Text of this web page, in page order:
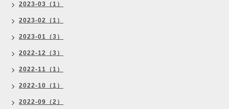
2023-03（1）
2023-02（1）
2023-01（3）
2022-12（3）
2022-11（1）
2022-10（1）
2022-09（2）